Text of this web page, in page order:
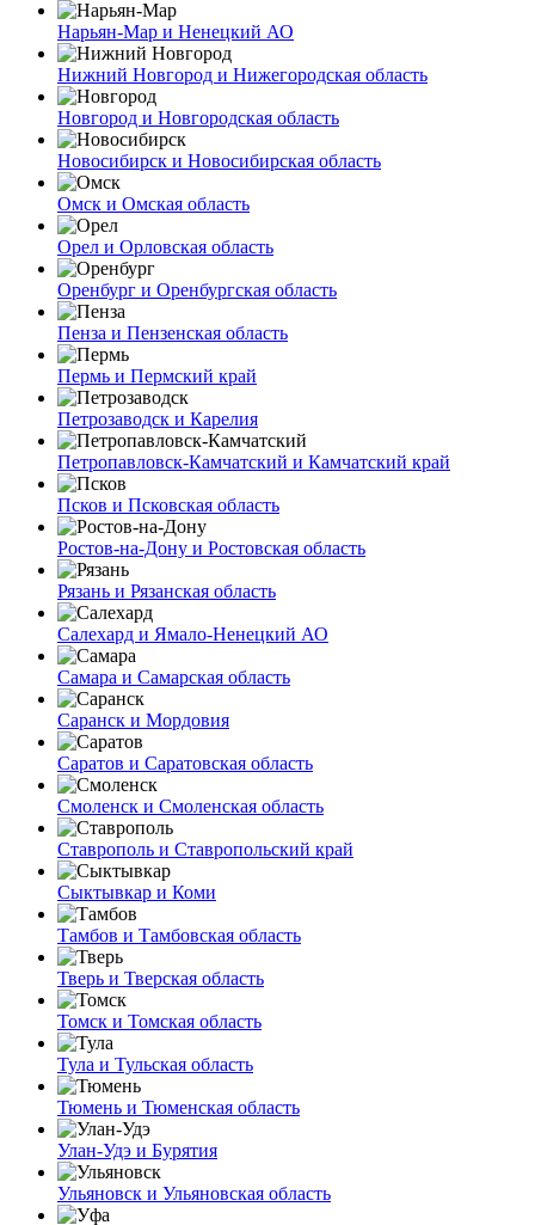
Нарьян-Мар и Ненецкий АО
Нижний Новгород и Нижегородская область
Новгород и Новгородская область
Новосибирск и Новосибирская область
Омск и Омская область
Орел и Орловская область
Оренбург и Оренбургская область
Пенза и Пензенская область
Пермь и Пермский край
Петрозаводск и Карелия
Петропавловск-Камчатский и Камчатский край
Псков и Псковская область
Ростов-на-Дону и Ростовская область
Рязань и Рязанская область
Салехард и Ямало-Ненецкий АО
Самара и Самарская область
Саранск и Мордовия
Саратов и Саратовская область
Смоленск и Смоленская область
Ставрополь и Ставропольский край
Сыктывкар и Коми
Тамбов и Тамбовская область
Тверь и Тверская область
Томск и Томская область
Тула и Тульская область
Тюмень и Тюменская область
Улан-Удэ и Бурятия
Ульяновск и Ульяновская область